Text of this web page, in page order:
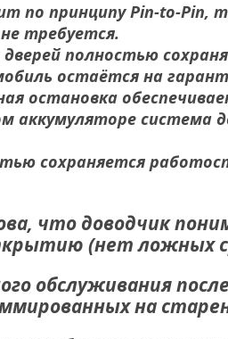
по принципу Pin-to-Pin,
требуется.
дверей полностью
остаётся на
остановка
аккумуляторе система
сохраняется
что доводчик
(нет ложных
обслуживания
на